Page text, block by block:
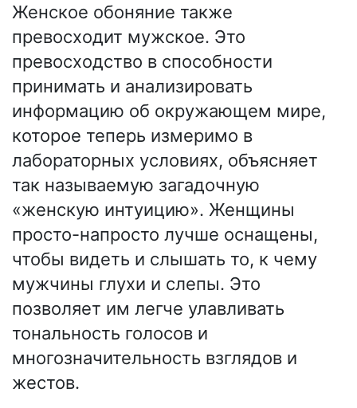
Женское обоняние также
превосходит мужское. Это
превосходство в способности
принимать и анализировать
информацию об окружающем мире,
которое теперь измеримо в
лабораторных условиях, объясняет
так называемую загадочную
«женскую интуицию». Женщины
просто-напросто лучше оснащены,
чтобы видеть и слышать то, к чему
мужчины глухи и слепы. Это
позволяет им легче улавливать
тональность голосов и
многозначительность взглядов и
жестов.